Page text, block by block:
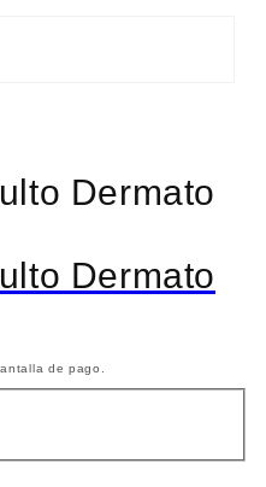
Dermato
Dermato
de pago.